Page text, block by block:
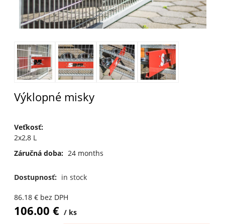
Výklopné misky
Veťkosť:
2x2,8 L
Záručná doba: 24 months
Dostupnosť: in stock
86.18€ bez DPH
106.00 € ks